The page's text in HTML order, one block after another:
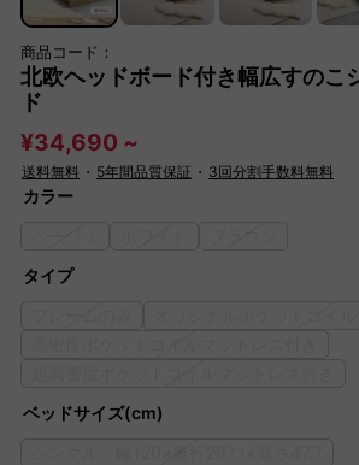
商品コード：
北欧ヘッドボード付き幅広すのこ
ド
¥34,690 ~
送料無料 ・ 5年間品質保証 ・ 3回分割手数料無料
カラー
タイプ
ベッドサイズ(cm)